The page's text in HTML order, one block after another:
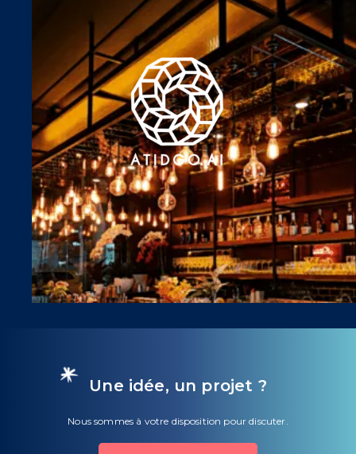
Une idée, un projet ?
Nous sommes à votre disposition pour discuter.